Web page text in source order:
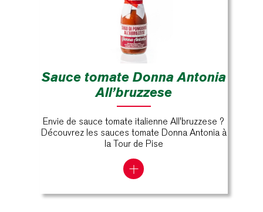
Sauce tomate Donna Antonia
All’bruzzese
Envie de sauce tomate italienne All'bruzzese ?
Découvrez les sauces tomate Donna Antonia à
la Tour de Pise